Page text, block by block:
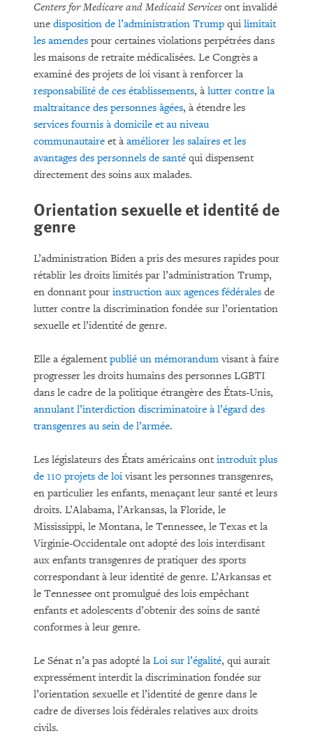
Centers for Medicare and Medicaid Servicesont invalidé
une disposition de l’administration Trump qui limitait
les amendes pour certaines violations perpétrées dans
les maisons de retraite médicalisées. Le Congrès a
examiné des projets de loi visant à renforcer la
responsabilité de ces établissements, à lutter contre la
maltraitance des personnes âgées, à étendre les
services fournis à domicile et au niveau
communautaire et à améliorer les salaires et les
avantages des personnels de santé qui dispensent
directement des soins aux malades.
Orientation sexuelle et identité de
genre
L’administration Biden a pris des mesures rapides pour
rétablir les droits limités par l’administration Trump,
en donnant pour instruction aux agences fédérales de
lutter contre la discrimination fondée sur l’orientation
sexuelle et l’identité de genre.
Elle a également publié un mémorandumvisant à faire
progresser les droits humains des personnes LGBTI
dans le cadre de la politique étrangère des États-Unis,
annulant l’interdiction discriminatoire à l’égard des
transgenres au sein de l’armée.
Les législateurs des États américains ont introduit plus
de 110 projets de loivisant les personnes transgenres,
en particulier les enfants, menaçant leur santé et leurs
droits. L’Alabama, l’Arkansas, la Floride, le
Mississippi, le Montana, le Tennessee, le Texas et la
Virginie-Occidentale ont adopté des lois interdisant
aux enfants transgenres de pratiquer des sports
correspondant à leur identité de genre. L’Arkansas et
le Tennessee ont promulgué des lois empêchant
enfants et adolescents d’obtenir des soins de santé
conformes à leur genre.
Le Sénat n’a pas adopté la Loi sur l’égalité, qui aurait
expressément interdit la discrimination fondée sur
l’orientation sexuelle et l’identité de genre dans le
cadre de diverses lois fédérales relatives aux droits
civils.